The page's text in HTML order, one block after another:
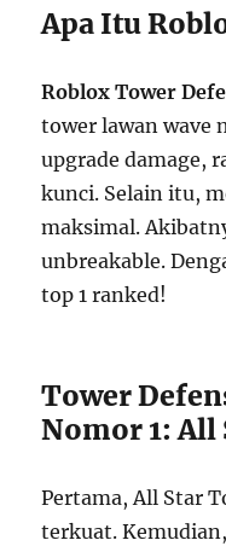
Apa Itu
Roblox Tower
tower lawan wave
upgrade damage,
kunci. Selain itu,
maksimal.
unbreakable.
top 1 ranked!
Tower
Nomor 1: All
Pertama, All Star
terkuat.